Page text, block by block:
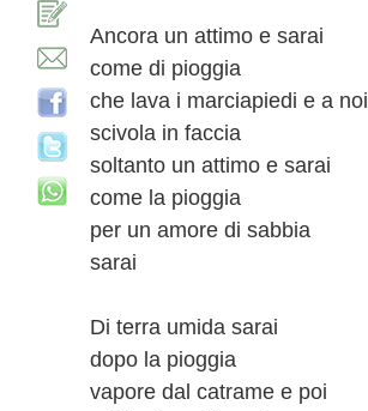
Ancora un attimo e sarai
come di pioggia
che lava i marciapiedi e a noi
scivola in faccia
soltanto un attimo e sarai
come la pioggia
per un amore di sabbia
sarai
Di terra umida sarai
dopo la pioggia
vapore dal catrame e poi